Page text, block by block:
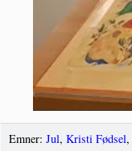
Emner: Jul, Kristi Fødsel,